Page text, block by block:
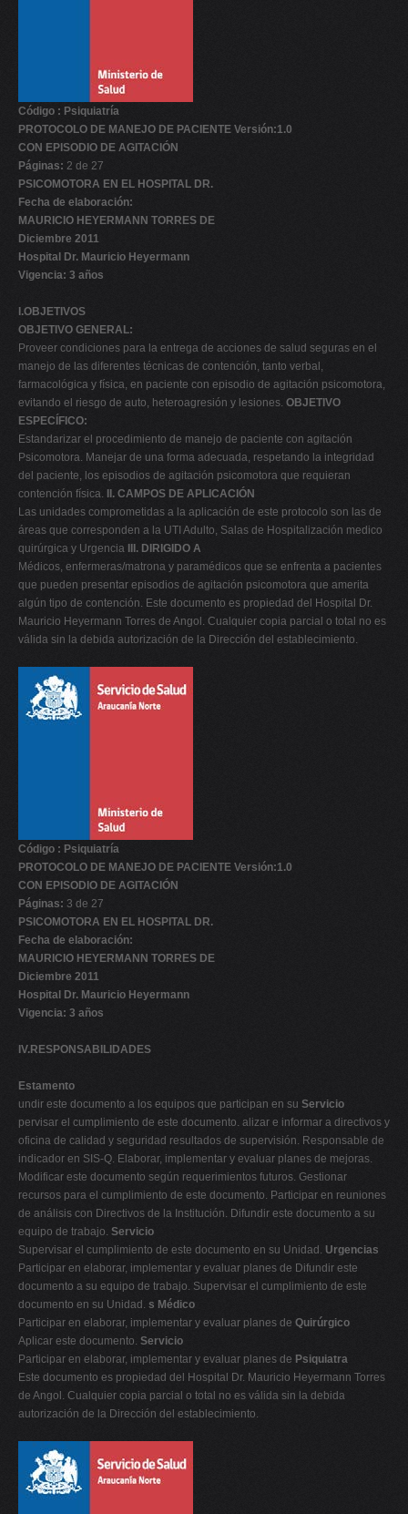
Código : Psiquiatría
PROTOCOLO DE MANEJO DE PACIENTE Versión:1.0
CON EPISODIO DE AGITACIÓN
Páginas: 2 de 27
PSICOMOTORA EN EL HOSPITAL DR.
Fecha de elaboración:
MAURICIO HEYERMANN TORRES DE
Diciembre 2011
Hospital Dr. Mauricio Heyermann
Vigencia: 3 años
I.OBJETIVOS
OBJETIVO GENERAL:
Proveer condiciones para la entrega de acciones de salud seguras en el
manejo de las diferentes técnicas de contención, tanto verbal,
farmacológica y física, en paciente con episodio de agitación psicomotora,
evitando el riesgo de auto, heteroagresión y lesiones. OBJETIVO
ESPECÍFICO:
Estandarizar el procedimiento de manejo de paciente con agitación
Psicomotora. Manejar de una forma adecuada, respetando la integridad
del paciente, los episodios de agitación psicomotora que requieran
contención física. II. CAMPOS DE APLICACIÓN
Las unidades comprometidas a la aplicación de este protocolo son las de
áreas que corresponden a la UTI Adulto, Salas de Hospitalización medico
quirúrgica y Urgencia III. DIRIGIDO A
Médicos, enfermeras/matrona y paramédicos que se enfrenta a pacientes
que pueden presentar episodios de agitación psicomotora que amerita
algún tipo de contención. Este documento es propiedad del Hospital Dr.
Mauricio Heyermann Torres de Angol. Cualquier copia parcial o total no es
válida sin la debida autorización de la Dirección del establecimiento.
Código : Psiquiatría
PROTOCOLO DE MANEJO DE PACIENTE Versión:1.0
CON EPISODIO DE AGITACIÓN
Páginas: 3 de 27
PSICOMOTORA EN EL HOSPITAL DR.
Fecha de elaboración:
MAURICIO HEYERMANN TORRES DE
Diciembre 2011
Hospital Dr. Mauricio Heyermann
Vigencia: 3 años
IV.RESPONSABILIDADES
Estamento
undir este documento a los equipos que participan en su Servicio
pervisar el cumplimiento de este documento. alizar e informar a directivos y
oficina de calidad y seguridad resultados de supervisión. Responsable de
indicador en SIS-Q. Elaborar, implementar y evaluar planes de mejoras.
Modificar este documento según requerimientos futuros. Gestionar
recursos para el cumplimiento de este documento. Participar en reuniones
de análisis con Directivos de la Institución. Difundir este documento a su
equipo de trabajo. Servicio
Supervisar el cumplimiento de este documento en su Unidad. Urgencias
Participar en elaborar, implementar y evaluar planes de Difundir este
documento a su equipo de trabajo. Supervisar el cumplimiento de este
documento en su Unidad. s Médico
Participar en elaborar, implementar y evaluar planes de Quirúrgico
Aplicar este documento. Servicio
Participar en elaborar, implementar y evaluar planes de Psiquiatra
Este documento es propiedad del Hospital Dr. Mauricio Heyermann Torres
de Angol. Cualquier copia parcial o total no es válida sin la debida
autorización de la Dirección del establecimiento.